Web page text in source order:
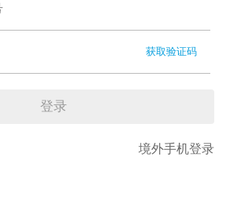
获取验证码
登录
境外手机登录